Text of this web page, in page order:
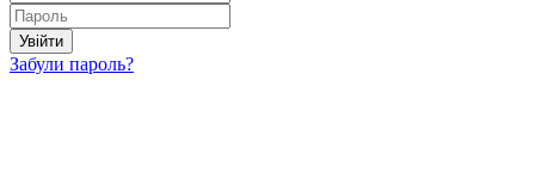
Увійти
Забули пароль?